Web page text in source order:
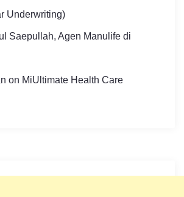
Underwriting)
Saepullah, Agen Manulife di
on MiUltimate Health Care